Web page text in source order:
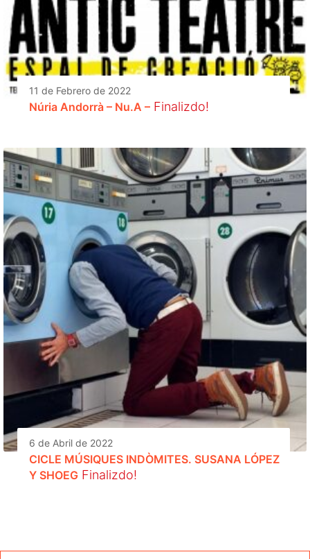
11 de Febrero de 2022
Núria Andorrà – Nu.A – Finalizdo!
6 de Abril de 2022
CICLE MÚSIQUES INDÒMITES. SUSANA LÓPEZ
Y SHOEG Finalizdo!